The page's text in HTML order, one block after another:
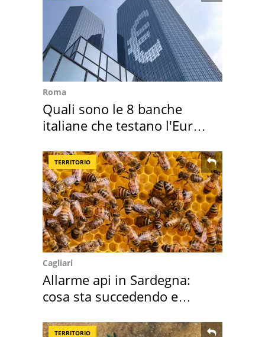
Roma
Quali sono le 8 banche
italiane che testano l'Euro
TERRITORIO
Cagliari
Allarme api in Sardegna:
cosa sta succedendo e
TERRITORIO